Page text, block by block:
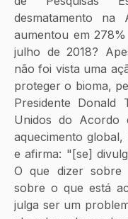
desmatamento na
aumentou em
julho de 2018?
não foi vista uma
proteger o bioma,
Presidente Donald
Unidos do Acordo
aquecimento
e afirma: "[se]
O que dizer sobre
sobre o que está
julga ser um